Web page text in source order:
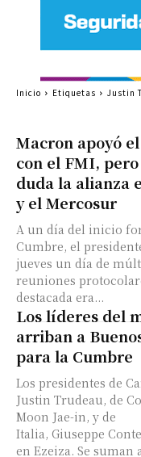
Macron apoyó
con el FMI,
duda la alianza
y el Mercosur
A un día del inicio
Cumbre, el
jueves un día de
reuniones
destacada era...
Los líderes del
arriban a
para la Cumbre
Los presidentes de
Justin Trudeau, de
Moon Jae-in, y de
Italia, Giuseppe
en Ezeiza. Se suman
Inicio Etiquetas Justin